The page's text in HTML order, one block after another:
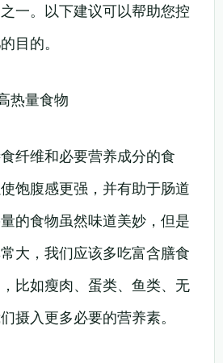
一。以下建议可以帮助您控
目的。
热量食物
纤维和必要营养成分的食
饱腹感更强，并有助于肠道
的食物虽然味道美妙，但是
大，我们应该多吃富含膳食
比如瘦肉、蛋类、鱼类、无
摄入更多必要的营养素。